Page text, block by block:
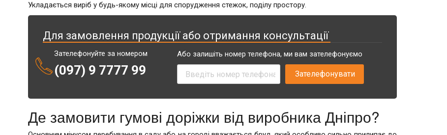
Укладається виріб у будь-якому місці для спорудження стежок, поділу простору.
Для замовлення продукції або отримання консультації
Зателефонуйте за номером
(097) 9 7777 99
Або залишіть номер телефона, ми вам зателефонуємо
Де замовити гумові доріжки від виробника Дніпро?